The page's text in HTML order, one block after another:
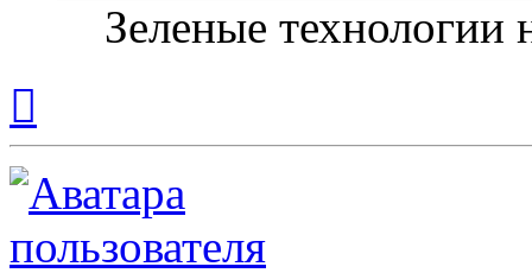
Зеленые технологии
началу